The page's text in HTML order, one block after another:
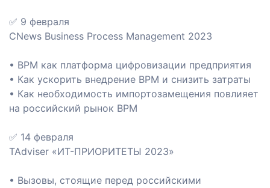
✅ 9 февраля
CNews Business Process Management 2023
• BPM как платформа цифровизации предприятия
• Как ускорить внедрение BPM и снизить затраты
• Как необходимость импортозамещения повлияет
на российский рынок BPM
✅ 14 февраля
TAdviser «ИТ-ПРИОРИТЕТЫ 2023»
• Вызовы, стоящие перед российскими